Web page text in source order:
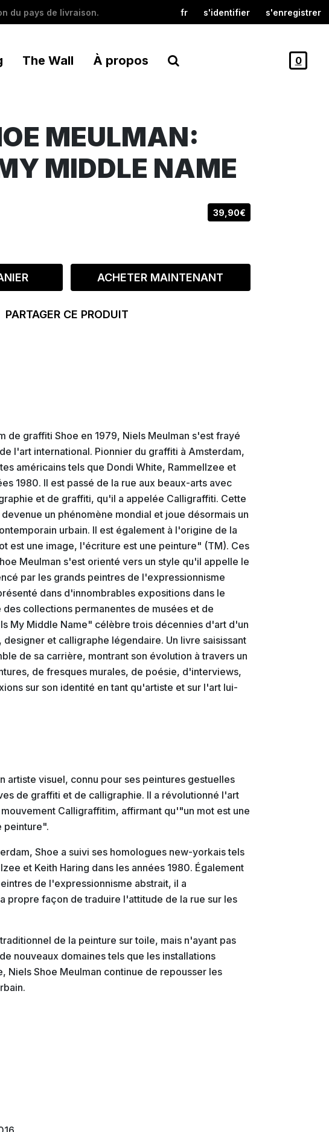
du pays de livraison. fr s'identifier s'enregistrer
The Wall À propos 0
MEULMAN:
MIDDLE NAME
39,90€
ACHETER MAINTENANT
PARTAGER CE PRODUIT
de graffiti Shoe en 1979, Niels Meulman s'est frayé
l'art international. Pionnier du graffiti à Amsterdam,
américains tels que Dondi White, Rammellzee et
1980. Il est passé de la rue aux beaux-arts avec
et de graffiti, qu'il a appelée Calligraffiti. Cette
un phénomène mondial et joue désormais un
urbain. Il est également à l'origine de la
est une image, l'écriture est une peinture" (TM). Ces
Meulman s'est orienté vers un style qu'il appelle le
par les grands peintres de l'expressionnisme
dans d'innombrables expositions dans le
collections permanentes de musées et de
My Middle Name" célèbre trois décennies d'art d'un
et calligraphe légendaire. Un livre saisissant
de sa carrière, montrant son évolution à travers un
de fresques murales, de poésie, d'interviews,
sur son identité en tant qu'artiste et sur l'art lui-
artiste visuel, connu pour ses peintures gestuelles
de graffiti et de calligraphie. Il a révolutionné l'art
Calligraffitim, affirmant qu'"un mot est une
peinture".
Shoe a suivi ses homologues new-yorkais tels
et Keith Haring dans les années 1980. Également
de l'expressionnisme abstrait, il a
propre façon de traduire l'attitude de la rue sur les
de la peinture sur toile, mais n'ayant pas
nouveaux domaines tels que les installations
Niels Shoe Meulman continue de repousser les